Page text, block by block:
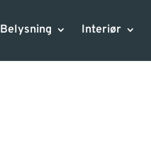
Belysning Interiør